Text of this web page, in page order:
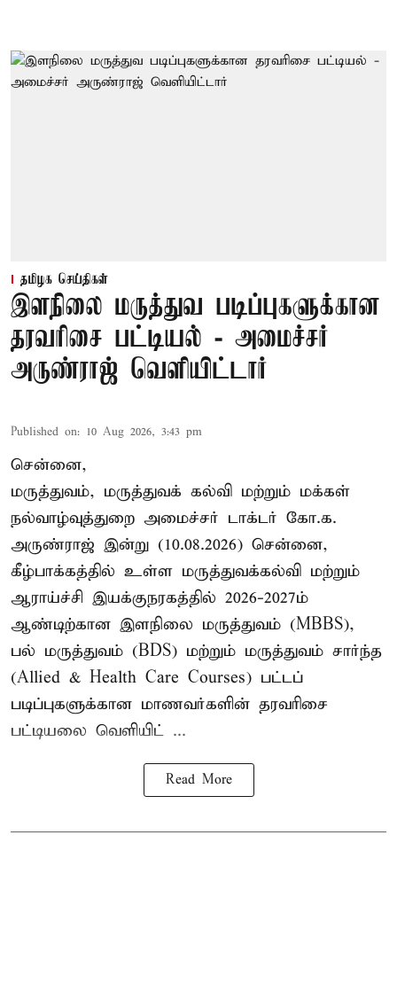
தமிழக செய்திகள்
இளநிலை மருத்துவ படிப்புகளுக்கான
தரவரிசை பட்டியல் - அமைச்சர்
அருண்ராஜ் வெளியிட்டார்
Published on: 10 Aug 2026, 3:43 pm
சென்னை,
மருத்துவம், மருத்துவக் கல்வி மற்றும் மக்கள்
நல்வாழ்வுத்துறை அமைச்சர் டாக்டர் கோ.க.
அருண்ராஜ் இன்று (10.08.2026) சென்னை,
கீழ்பாக்கத்தில் உள்ள மருத்துவக்கல்வி மற்றும்
ஆராய்ச்சி இயக்குநரகத்தில் 2026-2027ம்
ஆண்டிற்கான இளநிலை மருத்துவம் (MBBS),
பல் மருத்துவம் (BDS) மற்றும் மருத்துவம் சார்ந்த
(Allied & Health Care Courses) பட்டப்
படிப்புகளுக்கான மாணவர்களின் தரவரிசை
பட்டியலை வெளியிட் ...
Read More